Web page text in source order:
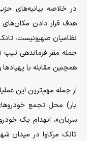
در خلاصه بیانیه‌های
هدف قرار دادن
نظامیان صهیونیست،
همچنین مقابله با
از جمله مهم‌ترین این
بار) محل تجمع
سریان»، انهدام یک
تانک مرکاوا در میدان